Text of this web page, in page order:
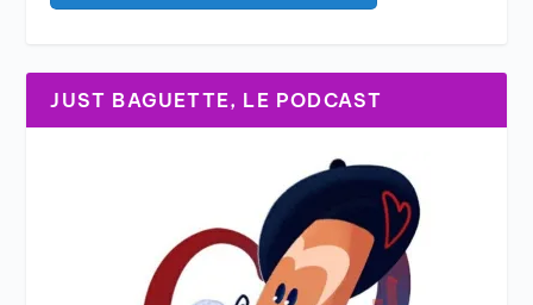
JUST BAGUETTE, LE PODCAST